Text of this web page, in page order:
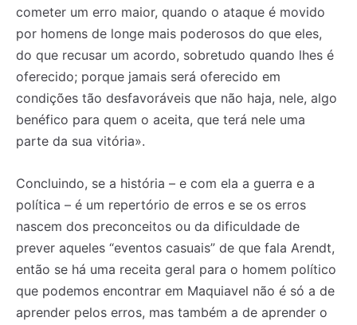
cometer um erro maior, quando o ataque é movido
por homens de longe mais poderosos do que eles,
do que recusar um acordo, sobretudo quando lhes é
oferecido; porque jamais será oferecido em
condições tão desfavoráveis que não haja, nele, algo
benéfico para quem o aceita, que terá nele uma
parte da sua vitória».
Concluindo, se a história – e com ela a guerra e a
política – é um repertório de erros e se os erros
nascem dos preconceitos ou da dificuldade de
prever aqueles “eventos casuais” de que fala Arendt,
então se há uma receita geral para o homem político
que podemos encontrar em Maquiavel não é só a de
aprender pelos erros, mas também a de aprender o